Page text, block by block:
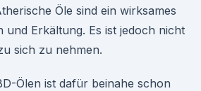
Öle sind ein wirksames
und Erkältung. Es ist jedoch nicht
sich zu nehmen.
Ölen ist dafür beinahe schon